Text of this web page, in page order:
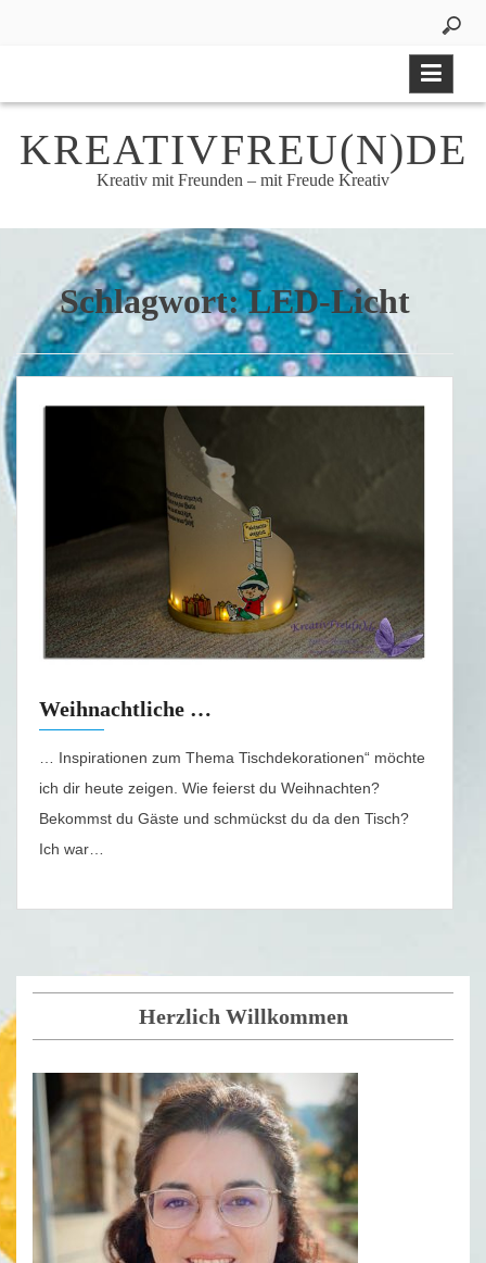
KREATIVFREU(N)DE
Kreativ mit Freunden – mit Freude Kreativ
Schlagwort:LED-Licht
Weihnachtliche …
… Inspirationen zum Thema Tischdekorationen“ möchte
ich dir heute zeigen. Wie feierst du Weihnachten?
Bekommst du Gäste und schmückst du da den Tisch?
Ich war…
Herzlich Willkommen